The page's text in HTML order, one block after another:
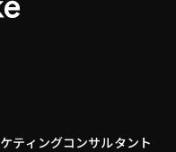
ティングコンサルタント